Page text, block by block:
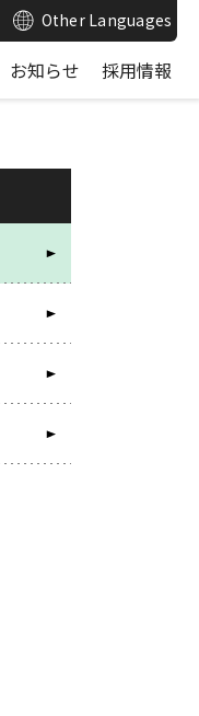
Other Languages
お知らせ 採用情報